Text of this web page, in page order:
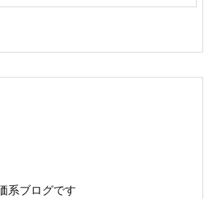
系ブログです